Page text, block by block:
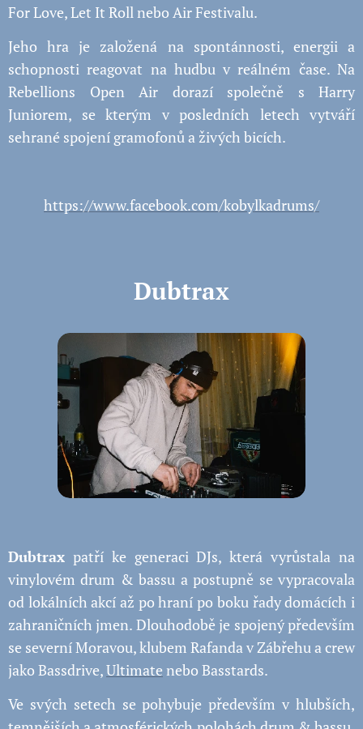
For Love, Let It Roll nebo Air Festivalu.
Jeho hra je založená na spontánnosti, energii a
schopnosti reagovat na hudbu v reálném čase. Na
Rebellions Open Air dorazí společně s Harry
Juniorem, se kterým v posledních letech vytváří
sehrané spojení gramofonů a živých bicích.
https://www.facebook.com/kobylkadrums/
Dubtrax
Dubtrax patří ke generaci DJs, která vyrůstala na
vinylovém drum & bassu a postupně se vypracovala
od lokálních akcí až po hraní po boku řady domácích i
zahraničních jmen. Dlouhodobě je spojený především
se severní Moravou, klubem Rafanda v Zábřehu a crew
jako Bassdrive,Ultimate nebo Basstards.
Ve svých setech se pohybuje především v hlubších,